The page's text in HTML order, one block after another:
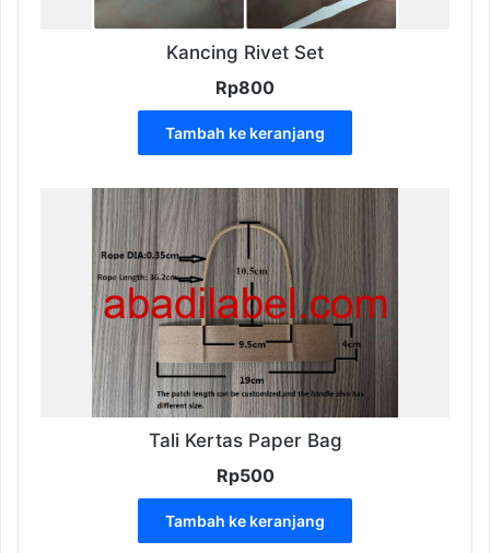
Kancing Rivet Set
Rp800
Tambah ke keranjang
Tali Kertas Paper Bag
Rp500
Tambah ke keranjang